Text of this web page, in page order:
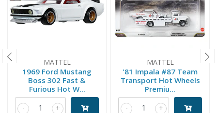
MATTEL
1969 Ford Mustang
Boss 302 Fast &
Furious Hot W...
+
-
MATTEL
'81 Impala #87 Team
Transport Hot Wheels
Premiu...
+
-